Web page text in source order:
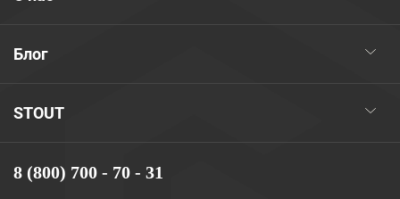
8 (800) 700 - 70 - 31
STOUT
Блог